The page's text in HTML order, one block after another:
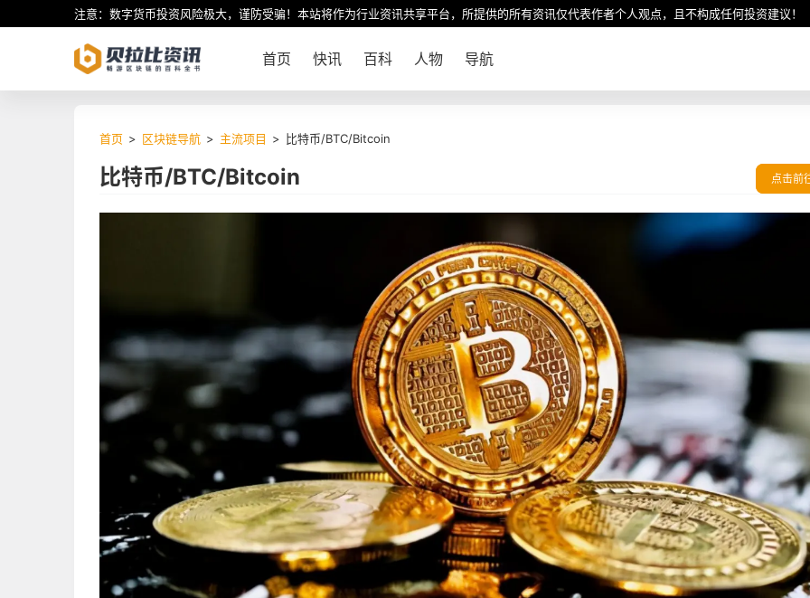
注意：数字货币投资风险极大，谨防受骗！本站将作为行业资讯共享平台，所提供的所有资讯仅代表作者个人观点，且不构成任何投资建议！
首页 快讯 百科 人物 导航
首页 > 区块链导航 > 主流项目 > 比特币/BTC/Bitcoin
比特币/BTC/Bitcoin 点击前